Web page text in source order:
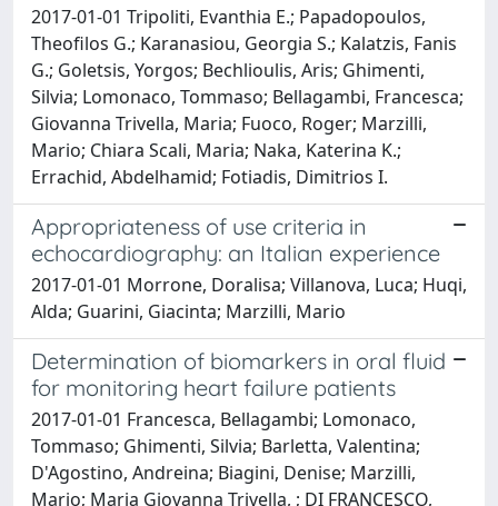
2017-01-01 Tripoliti, Evanthia E.; Papadopoulos,
Theofilos G.; Karanasiou, Georgia S.; Kalatzis, Fanis
G.; Goletsis, Yorgos; Bechlioulis, Aris; Ghimenti,
Silvia; Lomonaco, Tommaso; Bellagambi, Francesca;
Giovanna Trivella, Maria; Fuoco, Roger; Marzilli,
Mario; Chiara Scali, Maria; Naka, Katerina K.;
Errachid, Abdelhamid; Fotiadis, Dimitrios I.
Appropriateness of use criteria in
echocardiography: an Italian experience
2017-01-01 Morrone, Doralisa; Villanova, Luca; Huqi,
Alda; Guarini, Giacinta; Marzilli, Mario
Determination of biomarkers in oral fluid
for monitoring heart failure patients
2017-01-01 Francesca, Bellagambi; Lomonaco,
Tommaso; Ghimenti, Silvia; Barletta, Valentina;
D'Agostino, Andreina; Biagini, Denise; Marzilli,
Mario; Maria Giovanna Trivella, ; DI FRANCESCO,